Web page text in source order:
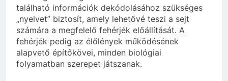
található információk dekódolásához szükséges
„nyelvet” biztosít, amely lehetővé teszi a sejt
számára a megfelelő fehérjék előállítását. A
fehérjék pedig az élőlények működésének
alapvető építőkövei, minden biológiai
folyamatban szerepet játszanak.